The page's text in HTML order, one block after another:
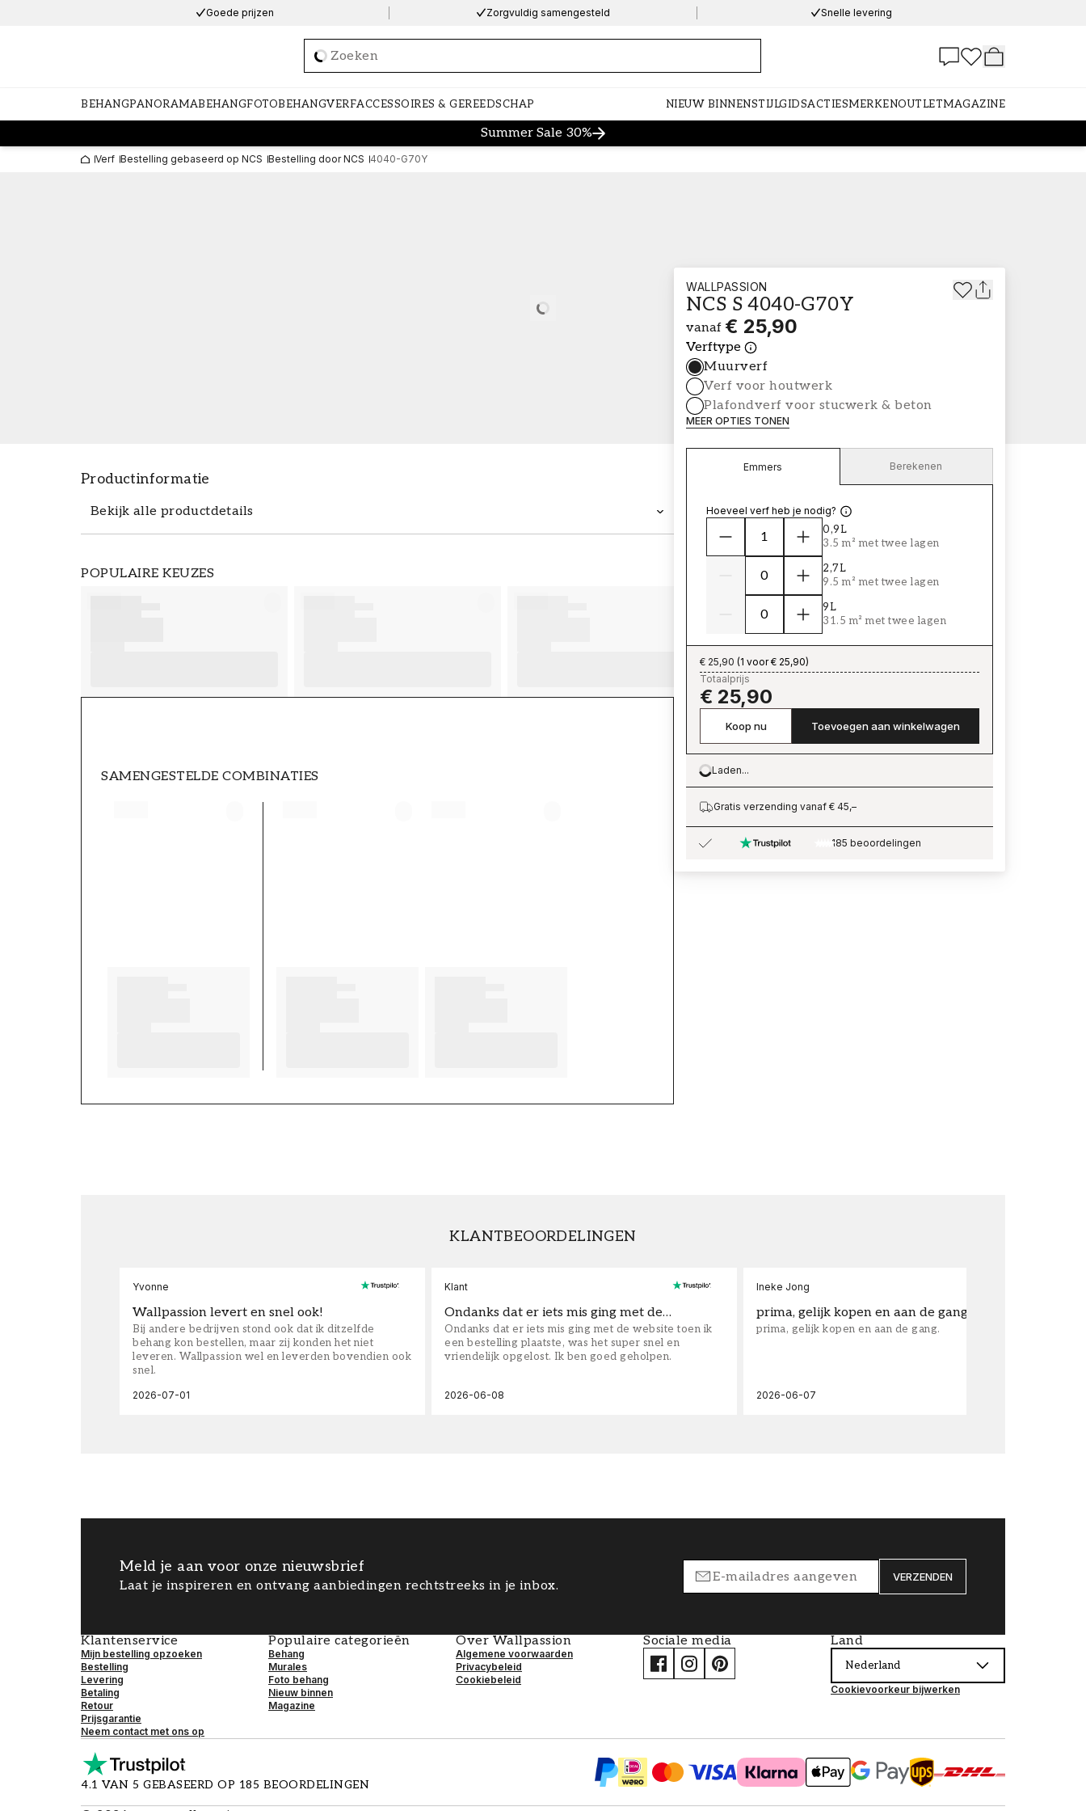
Goede prijzen Zorgvuldig samengesteld Snelle levering
Loading…
BEHANGPANORAMABEHANGFOTOBEHANGVERFACCESSOIRES & GEREEDSCHAP NIEUW BINNENSTIJLGIDSACTIESMERKENOUTLETMAGAZINE
Summer Sale 30%
Verf Bestelling gebaseerd op NCS Bestelling door NCS 4040-G70Y
Loading…
Productinformatie
Bekijk alle productdetails
POPULAIRE KEUZES
SAMENGESTELDE COMBINATIES
WALLPASSION
NCS S 4040-G70Y
vanaf € 25,90
Verftype
Muurverf
Verf voor houtwerk
Plafondverf voor stucwerk & beton
MEER OPTIES TONEN
Emmers Berekenen
Hoeveel verf heb je nodig?
0,9L
3.5 m² met twee lagen
2,7L
9.5 m² met twee lagen
9L
31.5 m² met twee lagen
€ 25,90 (1 voor € 25,90)
Totaalprijs
€ 25,90
Koop nu Toevoegen aan winkelwagen
Loading…
Laden...
Gratis verzending vanaf € 45,–
185 beoordelingen
KLANTBEOORDELINGEN
Yvonne
Wallpassion levert en snel ook!
Bij andere bedrijven stond ook dat ik ditzelfde
behang kon bestellen, maar zij konden het niet
leveren. Wallpassion wel en leverden bovendien ook
snel.
2026-07-01
Klant
Ondanks dat er iets mis ging met de…
Ondanks dat er iets mis ging met de website toen ik
een bestelling plaatste, was het super snel en
vriendelijk opgelost. Ik ben goed geholpen.
2026-06-08
Ineke Jong
prima, gelijk kopen en aan de gang.
prima, gelijk kopen en aan de gang.
2026-06-07
Meld je aan voor onze nieuwsbrief
Laat je inspireren en ontvang aanbiedingen rechtstreeks in je inbox.
VERZENDEN
Klantenservice
Mijn bestelling opzoeken
Bestelling
Levering
Betaling
Retour
Prijsgarantie
Neem contact met ons op
Populaire categorieën
Behang
Murales
Foto behang
Nieuw binnen
Magazine
Over Wallpassion
Algemene voorwaarden
Privacybeleid
Cookiebeleid
Sociale media Land
Nederland
Cookievoorkeur bijwerken
4.1 VAN 5 GEBASEERD OP 185 BEOORDELINGEN